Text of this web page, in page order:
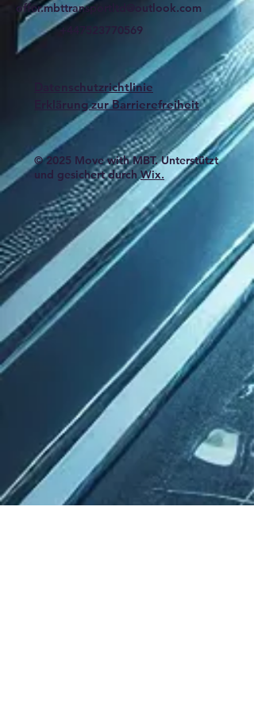
offer.mbttransportltd@outlook.com
+447523770569
Datenschutzrichtlinie
Erklärung zur Barrierefreiheit
© 2025 Move with MBT. Unterstützt
und gesichert durch Wix.